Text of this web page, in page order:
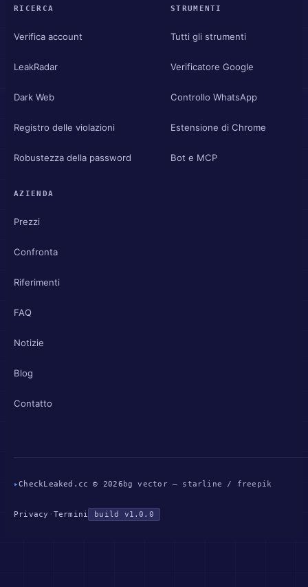
RICERCA
Verifica account
LeakRadar
Dark Web
Registro delle violazioni
Robustezza della password
STRUMENTI
Tutti gli strumenti
Verificatore Google
Controllo WhatsApp
Estensione di Chrome
Bot e MCP
AZIENDA
Prezzi
Confronta
Riferimenti
FAQ
Notizie
Blog
Contatto
▸CheckLeaked.cc © 2026 bg vector — starline / freepik
Privacy · Termini build v1.0.0